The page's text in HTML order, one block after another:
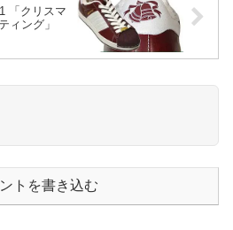
「クリスマ
ィング」
トを書き込む